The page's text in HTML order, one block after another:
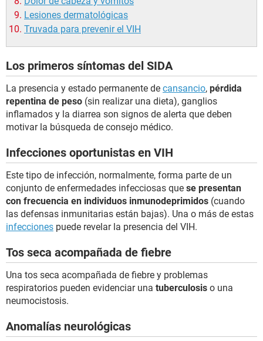
Lesiones dermatológicas
Truvada para prevenir el VIH
Los primeros síntomas del SIDA
La presencia y estado permanente de cansancio, pérdida
repentina de peso (sin realizar una dieta), ganglios
inflamados y la diarrea son signos de alerta que deben
motivar la búsqueda de consejo médico.
Infecciones oportunistas en VIH
Este tipo de infección, normalmente, forma parte de un
conjunto de enfermedades infecciosas que se presentan
con frecuencia en individuos inmunodeprimidos (cuando
las defensas inmunitarias están bajas). Una o más de estas
infecciones puede revelar la presencia del VIH.
Tos seca acompañada de fiebre
Una tos seca acompañada de fiebre y problemas
respiratorios pueden evidenciar una tuberculosis o una
neumocistosis.
Anomalías neurológicas